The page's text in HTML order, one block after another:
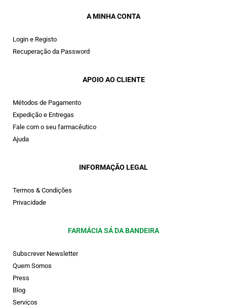
A MINHA CONTA
Login e Registo
Recuperação da Password
APOIO AO CLIENTE
Métodos de Pagamento
Expedição e Entregas
Fale com o seu farmacêutico
Ajuda
INFORMAÇÃO LEGAL
Termos & Condições
Privacidade
FARMÁCIA SÁ DA BANDEIRA
Subscrever Newsletter
Quem Somos
Press
Blog
Serviços